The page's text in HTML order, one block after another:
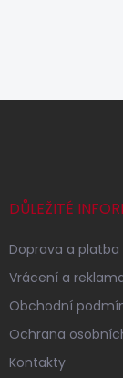
Z
DŮLEŽITÉ
Doprava a platba
Vrácení a
Obchodní
Ochrana
Kontakty